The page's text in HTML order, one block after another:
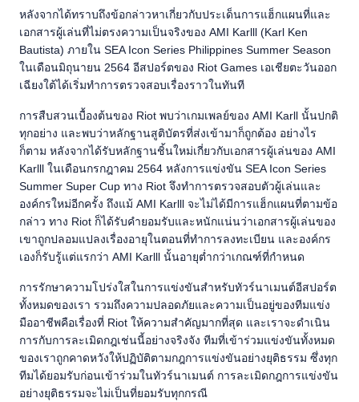
หลังจากได้ทราบถึงข้อกล่าวหาเกี่ยวกับประเด็นการแฮ็กแผนที่และ
เอกสารผู้เล่นที่ไม่ตรงความเป็นจริงของ AMI Karlll (Karl Ken
Bautista) ภายใน SEA Icon Series Philippines Summer Season
ในเดือนมิถุนายน 2564 อีสปอร์ตของ Riot Games เอเชียตะวันออก
เฉียงใต้ได้เริ่มทำการตรวจสอบเรื่องราวในทันที
การสืบสวนเบื้องต้นของ Riot พบว่าเกมเพลย์ของ AMI Karll นั้นปกติ
ทุกอย่าง และพบว่าหลักฐานสูติบัตรที่ส่งเข้ามาก็ถูกต้อง อย่างไร
ก็ตาม หลังจากได้รับหลักฐานชิ้นใหม่เกี่ยวกับเอกสารผู้เล่นของ AMI
Karlll ในเดือนกรกฎาคม 2564 หลังการแข่งขัน SEA Icon Series
Summer Super Cup ทาง Riot จึงทำการตรวจสอบตัวผู้เล่นและ
องค์กรใหม่อีกครั้ง ถึงแม้ AMI Karlll จะไม่ได้มีการแฮ็กแผนที่ตามข้อ
กล่าว ทาง Riot ก็ได้รับคำยอมรับและหนักแน่นว่าเอกสารผู้เล่นของ
เขาถูกปลอมแปลงเรื่องอายุในตอนที่ทำการลงทะเบียน และองค์กร
เองก็รับรู้แต่แรกว่า AMI Karlll นั้นอายุต่ำกว่าเกณฑ์ที่กำหนด
การรักษาความโปร่งใสในการแข่งขันสำหรับทัวร์นาเมนต์อีสปอร์ต
ทั้งหมดของเรา รวมถึงความปลอดภัยและความเป็นอยู่ของทีมแข่ง
มืออาชีพคือเรื่องที่ Riot ให้ความสำคัญมากที่สุด และเราจะดำเนิน
การกับการละเมิดกฎเช่นนี้อย่างจริงจัง ทีมที่เข้าร่วมแข่งขันทั้งหมด
ของเราถูกคาดหวังให้ปฏิบัติตามกฎการแข่งขันอย่างยุติธรรม ซึ่งทุก
ทีมได้ยอมรับก่อนเข้าร่วมในทัวร์นาเมนต์ การละเมิดกฎการแข่งขัน
อย่างยุติธรรมจะไม่เป็นที่ยอมรับทุกกรณี